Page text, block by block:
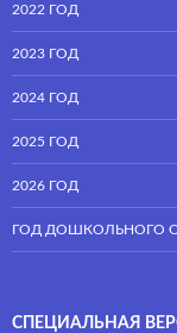
2022 ГОД
2023 ГОД
2024 ГОД
2025 ГОД
2026 ГОД
ГОД ДОШКОЛЬНОГО
СПЕЦИАЛЬНАЯ